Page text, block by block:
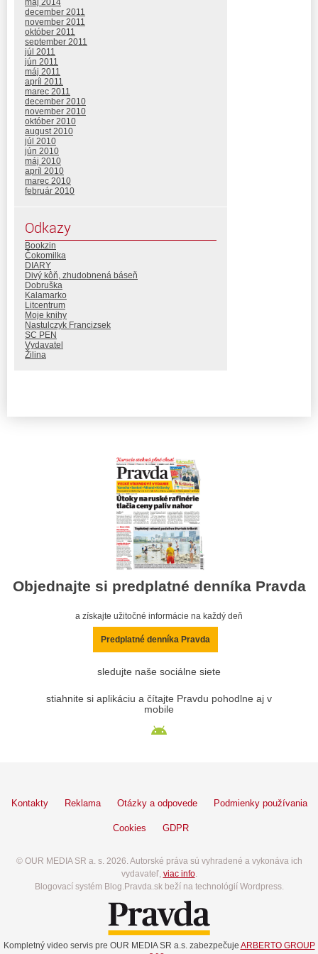
máj 2014
december 2011
november 2011
október 2011
september 2011
júl 2011
jún 2011
máj 2011
apríl 2011
marec 2011
december 2010
november 2010
október 2010
august 2010
júl 2010
jún 2010
máj 2010
apríl 2010
marec 2010
február 2010
Odkazy
Bookzin
Čokomilka
DIARY
Divý kôň, zhudobnená báseň
Dobruška
Kalamarko
Litcentrum
Moje knihy
Nastulczyk Francizsek
SC PEN
Vydavatel
Žilina
Objednajte si predplatné denníka Pravda
a získajte užitočné informácie na každý deň
Predplatné denníka Pravda
sledujte naše sociálne siete
stiahnite si aplikáciu a čítajte Pravdu pohodlne aj v
mobile
Kontakty Reklama Otázky a odpovede Podmienky používania
Cookies GDPR
© OUR MEDIA SR a. s. 2026. Autorské práva sú vyhradené a vykonáva ich
vydavateľ, viac info.
Blogovací systém Blog.Pravda.sk beží na technológií Wordpress.
Kompletný video servis pre OUR MEDIA SR a.s. zabezpečuje ARBERTO GROUP